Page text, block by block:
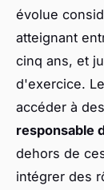
évolue
atteignant
cinq ans, et
d'exercice.
accéder à
responsable
dehors de
intégrer des